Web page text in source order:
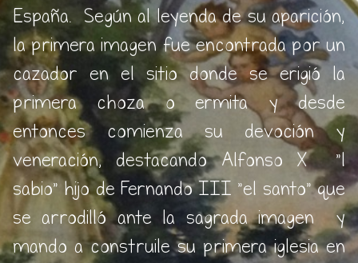
España. Según al leyenda de su aparición,
la primera imagen fue encontrada por un
cazador en el sitio donde se erigió la
primera choza o ermita y desde
entonces comienza su devoción y
veneración, destacando Alfonso X "l
sabio" hijo de Fernando III "el santo" que
se arrodilló ante la sagrada imagen y
mando a construile su primera iglesia en